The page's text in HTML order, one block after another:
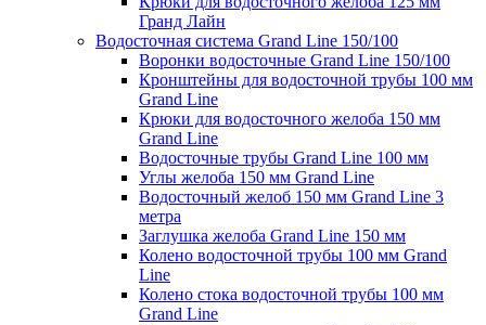
Гранд Лайн
Водосточная система Grand Line 150/100
Воронки водосточные Grand Line 150/100
Кронштейны для водосточной трубы 100 мм
Grand Line
Крюки для водосточного желоба 150 мм
Grand Line
Водосточные трубы Grand Line 100 мм
Углы желоба 150 мм Grand Line
Водосточный желоб 150 мм Grand Line 3
метра
Заглушка желоба Grand Line 150 мм
Колено водосточной трубы 100 мм Grand
Line
Колено стока водосточной трубы 100 мм
Grand Line